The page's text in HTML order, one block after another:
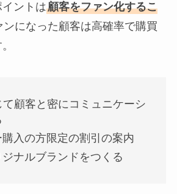
ントは顧客をファン化するこ
になった顧客は高確率で購買
て顧客と密にコミュニケーシ
購入の方限定の割引の案内
ナルブランドをつくる